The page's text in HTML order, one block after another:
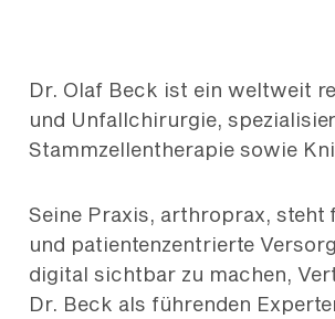
Dr. Olaf Beck ist ein weltweit
und Unfallchirurgie,
Stammzellentherapie sowie
Seine Praxis, arthroprax,
und patientenzentrierte
digital sichtbar zu machen,
Dr. Beck als führenden